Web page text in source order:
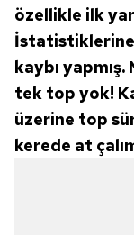
özellikle ilk
İstatistiklerine
kaybı
tek top yok!
üzerine top
kerede at